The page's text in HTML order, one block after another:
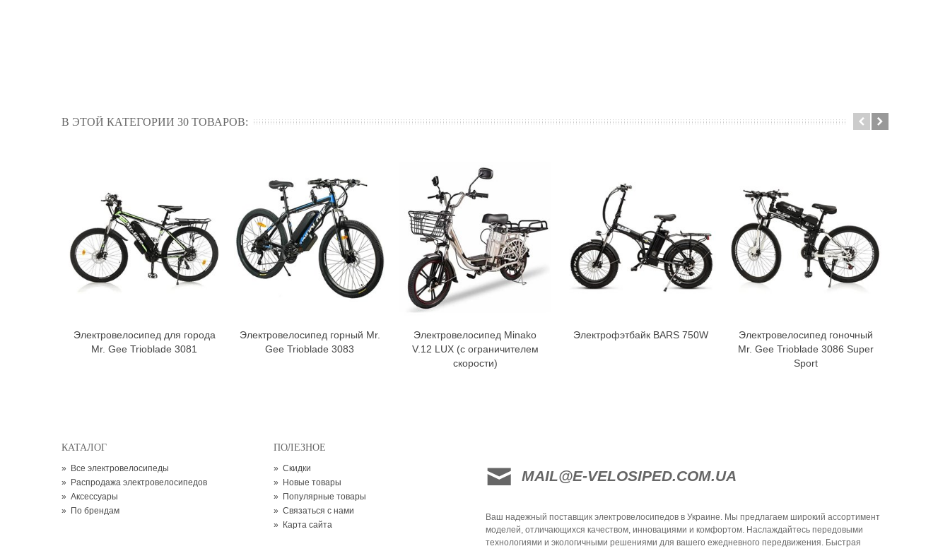
В ЭТОЙ КАТЕГОРИИ 30 ТОВАРОВ:
В корзину
Электровелосипед для города
Mr. Gee Trioblade 3081
В корзину
Электровелосипед горный Mr.
Gee Trioblade 3083
В корзину
Электровелосипед Minako
V.12 LUX (с ограничителем
скорости)
В корзину
Электрофэтбайк BARS 750W В корзину
Электровелосипед гоночный
Mr. Gee Trioblade 3086 Super
Sport
КАТАЛОГ
»
Все электровелосипеды
»
Распродажа электровелосипедов
» Аксессуары
»
По брендам
ПОЛЕЗНОЕ
» Скидки
»
Новые товары
»
Популярные товары
» Связаться с нами
»
Карта сайта
MAIL@E-VELOSIPED.COM.UA
Ваш надежный поставщик электровелосипедов в Украине. Мы предлагаем широкий ассортимент
моделей, отличающихся качеством, инновациями и комфортом. Наслаждайтесь передовыми
технологиями и экологичными решениями для вашего ежедневного передвижения. Быстрая